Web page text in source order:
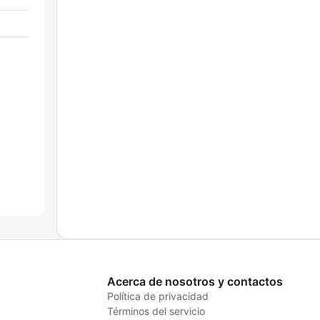
Acerca de nosotros y contactos
Política de privacidad
Términos del servicio